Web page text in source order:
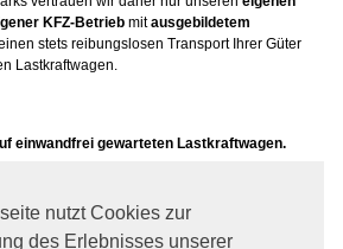
nutzt Cookies zur
des Erlebnisses unserer
KFZ-Betrieb mitausgebildetem
stets reibungslosen Transport Ihrer Güter
Lastkraftwagen.
einwandfrei gewarteten Lastkraftwagen.